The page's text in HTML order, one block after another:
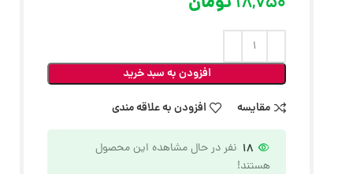
افزودن به سبد خرید
مقایسه
افزودن به علاقه مندی
18 نفر در حال مشاهده این محصول
هستند!